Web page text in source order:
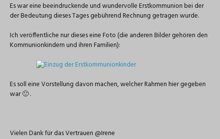
Es war eine beeindruckende und wundervolle Erstkommunion bei der
der Bedeutung dieses Tages gebührend Rechnung getragen wurde.
Ich veröffentliche nur dieses eine Foto (die anderen Bilder gehören den
Kommunionkindern und ihren Familien):
Es soll eine Vorstellung davon machen, welcher Rahmen hier gegeben
war 🙂 .
Vielen Dank für das Vertrauen @Irene